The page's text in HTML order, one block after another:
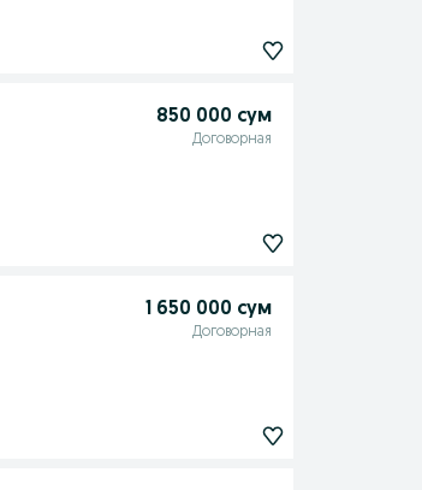
850 000 сум
Договорная
1 650 000 сум
Договорная